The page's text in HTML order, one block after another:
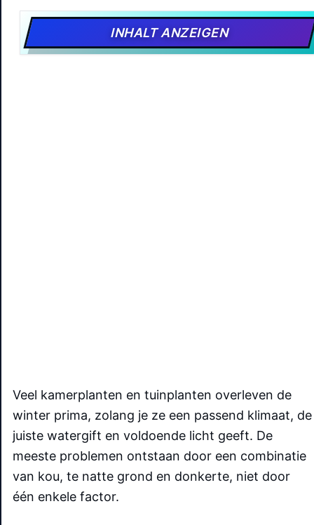
INHALT ANZEIGEN
Veel kamerplanten en tuinplanten overleven de
winter prima, zolang je ze een passend klimaat, de
juiste watergift en voldoende licht geeft. De
meeste problemen ontstaan door een combinatie
van kou, te natte grond en donkerte, niet door
één enkele factor.